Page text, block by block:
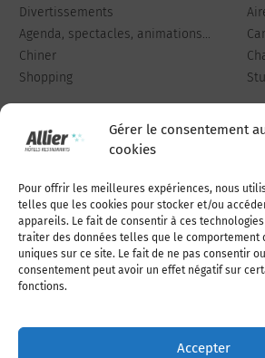
Gérer le consentement
cookies
Pour offrir les meilleures expériences, nous
telles que les cookies pour stocker et/ou
appareils. Le fait de consentir à ces
traiter des données telles que le comportement
uniques sur ce site. Le fait de ne pas consentir
consentement peut avoir un effet négatif sur
fonctions.
Accepter
Divertissements
Agenda, spectacles, animations...
Chiner
Shopping
Qui sommes-nous
Adhérer à l’association